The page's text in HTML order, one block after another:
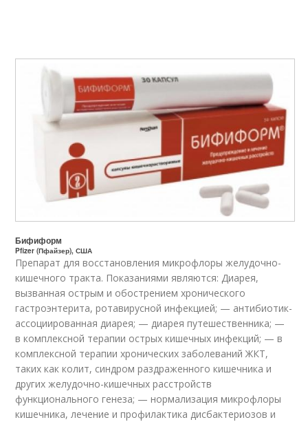
Бифиформ
Pfizer (Пфайзер), США
Препарат для восстановления микрофлоры желудочно-
кишечного тракта. Показаниями являются: Диарея,
вызванная острым и обострением хронического
гастроэнтерита, ротавирусной инфекцией; — антибиотик-
ассоциированная диарея; — диарея путешественника; —
в комплексной терапии острых кишечных инфекций; — в
комплексной терапии хронических заболеваний ЖКТ,
таких как колит, синдром раздраженного кишечника и
других желудочно-кишечных расстройств
функционального генеза; — нормализация микрофлоры
кишечника, лечение и профилактика дисбактериозов и